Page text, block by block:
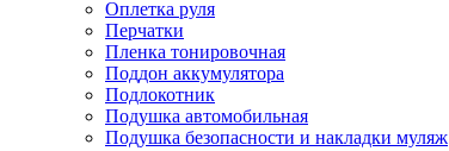
Оплетка руля
Перчатки
Пленка тонировочная
Поддон аккумулятора
Подлокотник
Подушка автомобильная
Подушка безопасности и накладки муляж